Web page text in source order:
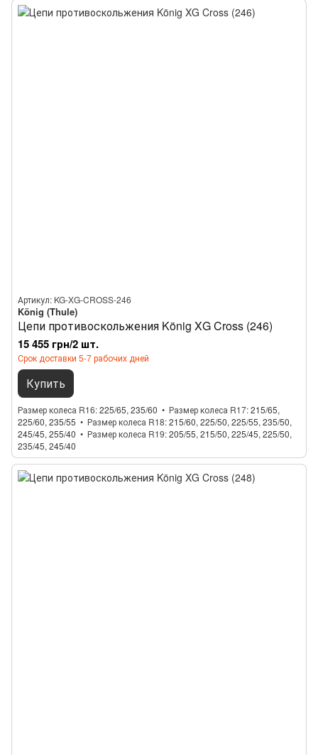
Артикул: KG-XG-CROSS-246
König (Thule)
Цепи противоскольжения König XG Cross (246)
15 455 грн/2 шт.
Срок доставки 5-7 рабочих дней
Купить
Размер колеса R16 225/65, 235/60 Размер колеса R17 215/65,
225/60, 235/55
Размер колеса R18 215/60, 225/50, 225/55, 235/50,
245/45, 255/40
Размер колеса R19 205/55, 215/50, 225/45, 225/50,
235/45, 245/40